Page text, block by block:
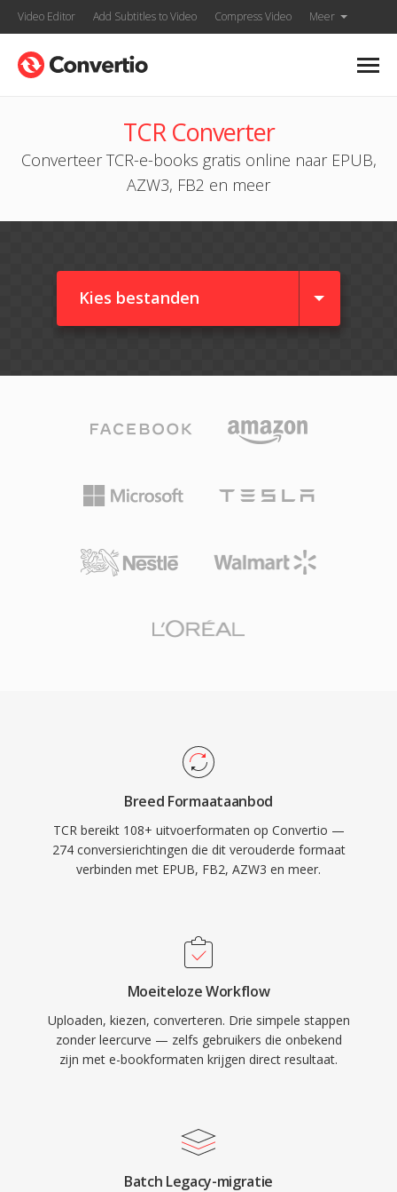
Video Editor Add Subtitles to Video Compress Video Meer
TCR Converter
Converteer TCR-e-books gratis online naar EPUB,
AZW3, FB2 en meer
Kies bestanden
Breed Formaataanbod
TCR bereikt 108+ uitvoerformaten op Convertio —
274 conversierichtingen die dit verouderde formaat
verbinden met EPUB, FB2, AZW3 en meer.
Moeiteloze Workflow
Uploaden, kiezen, converteren. Drie simpele stappen
zonder leercurve — zelfs gebruikers die onbekend
zijn met e-bookformaten krijgen direct resultaat.
Batch Legacy-migratie